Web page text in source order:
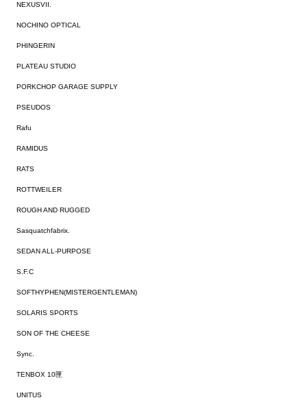
NEXUSVII.
NOCHINO OPTICAL
PHINGERIN
PLATEAU STUDIO
PORKCHOP GARAGE SUPPLY
PSEUDOS
Rafu
RAMIDUS
RATS
ROTTWEILER
ROUGH AND RUGGED
Sasquatchfabrix.
SEDAN ALL-PURPOSE
S.F.C
SOFTHYPHEN(MISTERGENTLEMAN)
SOLARIS SPORTS
SON OF THE CHEESE
Sync.
TENBOX 10匣
UNITUS